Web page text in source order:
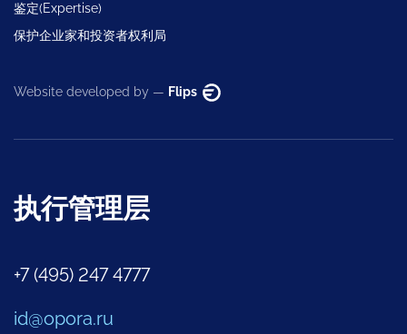
鉴定(Expertise)
保护企业家和投资者权利局
Website developed by — Flips
执行管理层
+7 (495) 247 4777
id@opora.ru